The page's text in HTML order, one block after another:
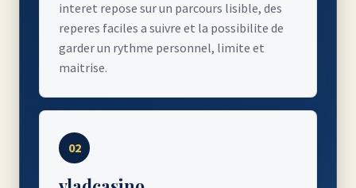
interet repose sur un parcours lisible, des
reperes faciles a suivre et la possibilite de
garder un rythme personnel, limite et
maitrise.
02